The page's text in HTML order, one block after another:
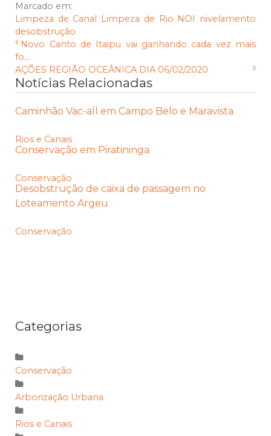
Marcado em:
Limpeza de Canal
Limpeza de Rio NOI
nivelamento
desobstrução
Novo Canto de Itaipu vai ganhando cada vez mais
fo...
AÇÕES REGIÃO OCEÂNICA DIA 06/02/2020
Notícias Relacionadas
Caminhão Vac-all em Campo Belo e Maravista
Rios e Canais
Conservação em Piratininga
Conservação
Desobstrução de caixa de passagem no
Loteamento Argeu
Conservação
Categorias
Conservação
Arborização Urbana
Rios e Canais